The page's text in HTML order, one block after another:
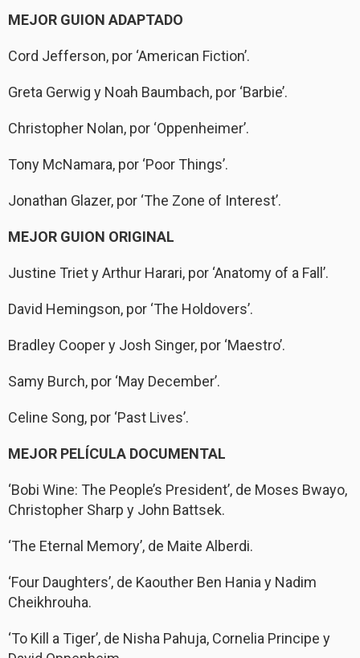
MEJOR GUION ADAPTADO
Cord Jefferson, por ‘American Fiction’.
Greta Gerwig y Noah Baumbach, por ‘Barbie’.
Christopher Nolan, por ‘Oppenheimer’.
Tony McNamara, por ‘Poor Things’.
Jonathan Glazer, por ‘The Zone of Interest’.
MEJOR GUION ORIGINAL
Justine Triet y Arthur Harari, por ‘Anatomy of a Fall’.
David Hemingson, por ‘The Holdovers’.
Bradley Cooper y Josh Singer, por ‘Maestro’.
Samy Burch, por ‘May December’.
Celine Song, por ‘Past Lives’.
MEJOR PELÍCULA DOCUMENTAL
‘Bobi Wine: The People’s President’, de Moses Bwayo,
Christopher Sharp y John Battsek.
‘The Eternal Memory’, de Maite Alberdi.
‘Four Daughters’, de Kaouther Ben Hania y Nadim
Cheikhrouha.
‘To Kill a Tiger’, de Nisha Pahuja, Cornelia Principe y